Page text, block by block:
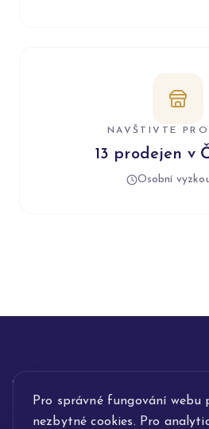
Pro správné fungování webu
nezbytné cookies. Pro
NAVŠTIVTE
13 prodejen v
Osobní
INFORMACE